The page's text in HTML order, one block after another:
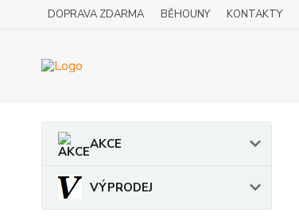
DOPRAVA ZDARMA BĚHOUNY KONTAKTY
AKCE
VÝPRODEJ